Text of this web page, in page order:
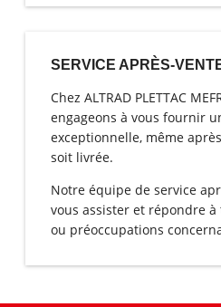
SERVICE APRÈS-
Chez ALTRAD PLETTAC
engageons à vous fournir
exceptionnelle, même
soit livrée.
Notre équipe de service
vous assister et répondre
ou préoccupations